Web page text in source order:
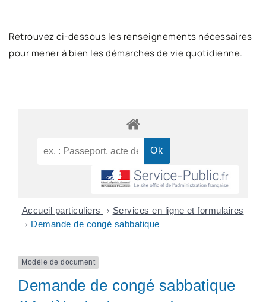
Retrouvez ci-dessous les renseignements nécessaires
pour mener à bien les démarches de vie quotidienne.
Accueil particuliers > Services en ligne et formulaires
> Demande de congé sabbatique
Modèle de document
Demande de congé sabbatique